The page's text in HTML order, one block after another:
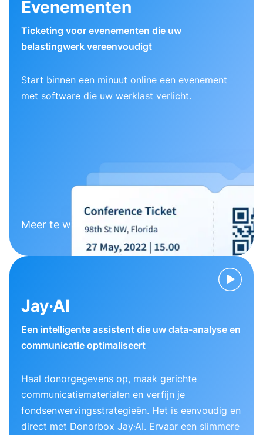
Evenementen
Ticketing voor evenementen die uw
belastingwerk vereenvoudigt
Start binnen een minuut online een evenement
met software die uw werklast verlicht.
Meer te weten komen
Jay·AI
Een intelligente assistent die uw data-analyse en
communicatie optimaliseert
Haal donorgegevens op, maak gerichte
communicatiematerialen en verfijn je
fondsenwervingsstrategieën. Het is eenvoudig en
direct met Donorbox Jay·AI. Ervaar een slimmere